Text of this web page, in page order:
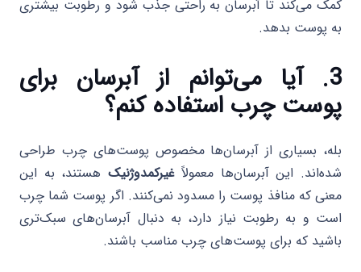
کمک می‌کند تا آبرسان به راحتی جذب شود و رطوبت بیشتری
به پوست بدهد.
3. آیا می‌توانم از آبرسان برای
پوست چرب استفاده کنم؟
بله، بسیاری از آبرسان‌ها مخصوص پوست‌های چرب طراحی
شده‌اند. این آبرسان‌ها معمولاًغیرکمدوژنیک هستند، به این
معنی که منافذ پوست را مسدود نمی‌کنند. اگر پوست شما چرب
است و به رطوبت نیاز دارد، به دنبال آبرسان‌های سبک‌تری
باشید که برای پوست‌های چرب مناسب باشند.